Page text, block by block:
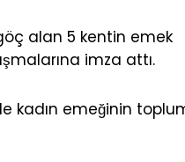
alan 5 kentin emek
imza attı.
kadın emeğinin